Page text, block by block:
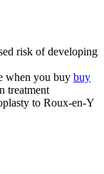
risk of developing
when you buy buy
treatment
to Roux-en-Y